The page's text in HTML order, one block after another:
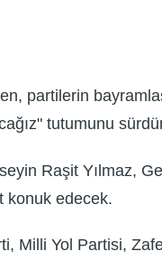
partilerin
tutumunu
Raşit Yılmaz,
konuk edecek.
Yol Partisi,